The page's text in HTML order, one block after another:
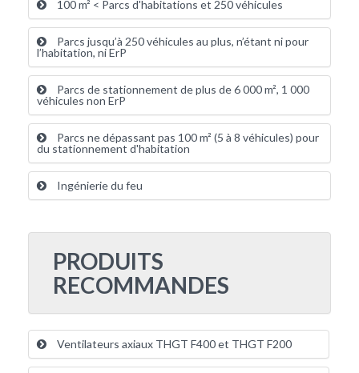
100 m² < Parcs d'habitations et 250 véhicules
Parcs jusqu’à 250 véhicules au plus, n’étant ni pour
l’habitation, ni ErP
Parcs de stationnement de plus de 6 000 m², 1 000
véhicules non ErP
Parcs ne dépassant pas 100 m² (5 à 8 véhicules) pour
du stationnement d'habitation
Ingénierie du feu
PRODUITS
RECOMMANDES
Ventilateurs axiaux THGT F400 et THGT F200